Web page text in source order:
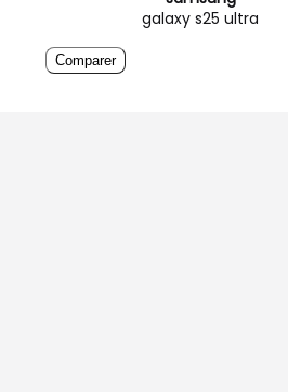
galaxy s25 ultra
Comparer